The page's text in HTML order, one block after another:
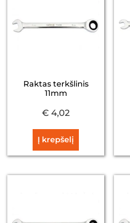
Raktas terkšlinis
11mm
€ 4,02
Į krepšelį